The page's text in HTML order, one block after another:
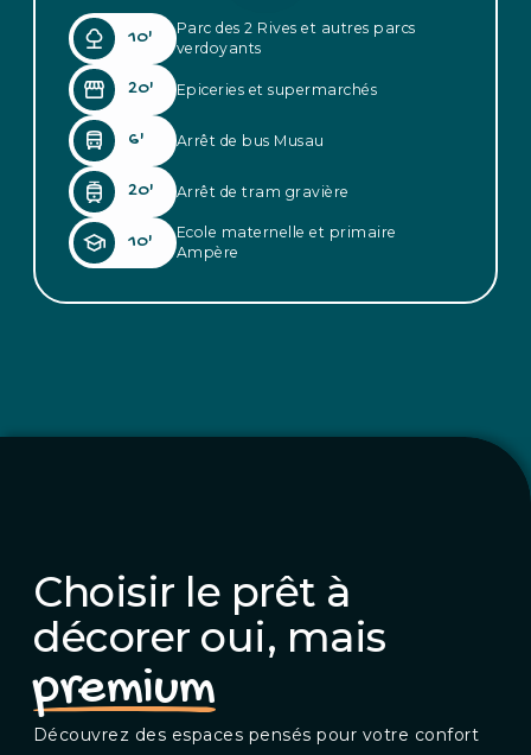
nature 10'
Parc des 2 Rives et autres parcs
verdoyants
storefront 20' Epiceries et supermarchés
directions_bus 6' Arrêt de bus Musau
tram 20' Arrêt de tram gravière
school 10'
Ecole maternelle et primaire
Ampère
Choisir le prêt à
décorer oui, mais
premium
Découvrez des espaces pensés pour votre confort